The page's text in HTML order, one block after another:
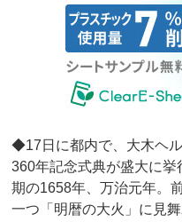
◆17日に都内で、大木ヘ
360年記念式典が盛大に
期の1658年、万治元年。
一つ「明暦の大火」に見